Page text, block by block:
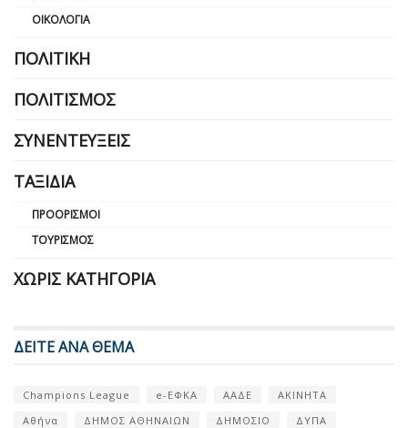
ΟΙΚΟΛΟΓΊΑ
ΠΟΛΙΤΙΚΉ
ΠΟΛΙΤΙΣΜΌΣ
ΣΥΝΕΝΤΕΎΞΕΙΣ
ΤΑΞΊΔΙΑ
ΠΡΟΟΡΙΣΜΟΊ
ΤΟΥΡΙΣΜΌΣ
ΧΩΡΊΣ ΚΑΤΗΓΟΡΊΑ
ΔΕΙΤΕ ΑΝΑ ΘΕΜΑ
Champions League e-ΕΦΚΑ ΑΑΔΕ
ΑΚΙΝΗΤΑ
Αθήνα
ΔΗΜΟΣ ΑΘΗΝΑΙΩΝ ΔΗΜΟΣΙΟ
ΔΥΠΑ